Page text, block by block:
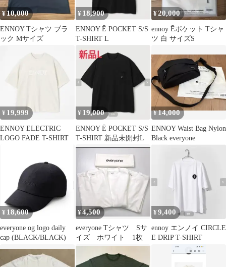
¥10,000
ENNOY Tシャツ ブラ
ック Mサイズ
¥ 18,900
ENNOY Ē POCKET S/S
T-SHIRT L
¥20,000
ennoy Ēポケット Tシャ
ツ 白 サイズS
¥ 19,999
ENNOY ELECTRIC
LOGO FADE T-SHIRT
¥ 19,000
ENNOY Ē POCKET S/S
T-SHIRT 新品未開封L
¥14,000
ENNOY Waist Bag Nylon
Black everyone
¥ 18,600
everyone og logo daily
cap (BLACK/BLACK)
¥4,500
everyone Tシャツ Sサ
イズ ホワイト 1枚
¥9,400
ennoy エンノイ CIRCLE
E DRIP T-SHIRT